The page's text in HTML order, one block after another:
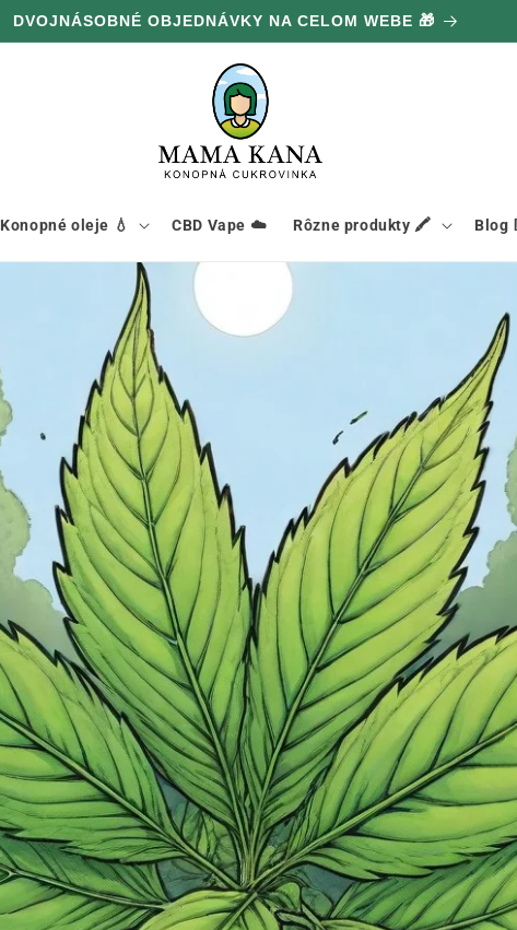
DVOJNÁSOBNÉ OBJEDNÁVKY NA CELOM WEBE 🎁
Konopné oleje 💧 CBD Vape ☁️ Rôzne produkty 🖍️ Blog